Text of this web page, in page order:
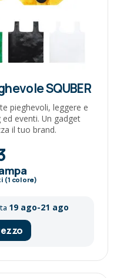
SQUBER
pieghevoli, leggere e
eventi. Un gadget
il tuo brand.
(1 colore)
19 ago-21 ago